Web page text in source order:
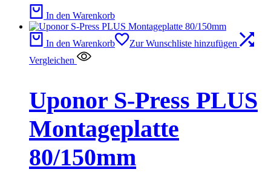
In den Warenkorb
In den Warenkorb
Zur Wunschliste hinzufügen
Vergleichen
Uponor S-Press PLUS
Montageplatte
80/150mm